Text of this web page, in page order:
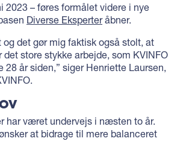
2023 – føres formålet videre i nye
Diverse Eksperteråbner.
det gør mig faktisk også stolt, at
det store stykke arbejde, som KVINFO
28 år siden,” siger Henriette Laursen,
har været undervejs i næsten to år.
at bidrage til mere balanceret